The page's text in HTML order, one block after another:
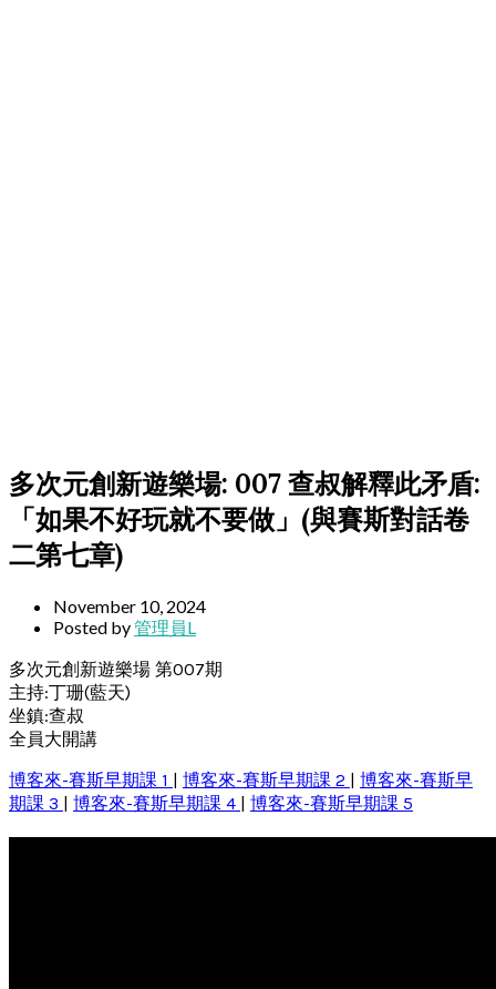
多次元創新遊樂場: 007 查叔解釋此矛盾:
「如果不好玩就不要做」(與賽斯對話卷
二第七章)
November 10, 2024
Posted by管理員L
多次元創新遊樂場 第007期
主持:丁珊(藍天)
坐鎮:查叔
全員大開講
博客來-賽斯早期課 1
博客來-賽斯早期課 2
博客來-賽斯早
期課 3
博客來-賽斯早期課 4 博客來-賽斯早期課 5